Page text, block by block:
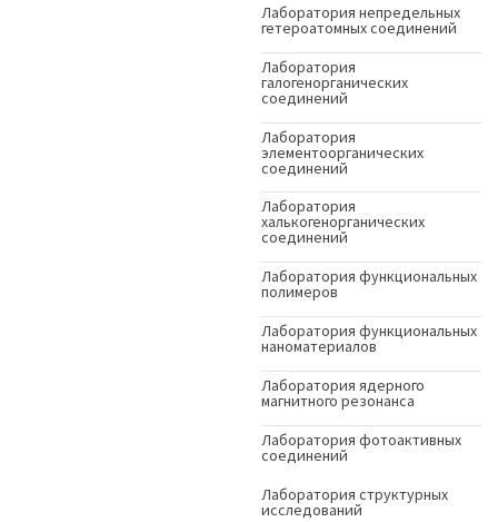
Лаборатория непредельных
гетероатомных соединений
Лаборатория
галогенорганических
соединений
Лаборатория
элементоорганических
соединений
Лаборатория
халькогенорганических
соединений
Лаборатория функциональных
полимеров
Лаборатория функциональных
наноматериалов
Лаборатория ядерного
магнитного резонанса
Лаборатория фотоактивных
соединений
Лаборатория структурных
исследований